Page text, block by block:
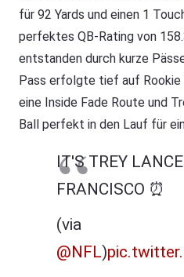
für 92 Yards und einen 1
perfektes QB-Rating von
entstanden durch kurze
Pass erfolgte tief auf Rookie
eine Inside Fade Route und
Ball perfekt in den Lauf für
IT'S TREY
FRANCISCO ⏰
(via
@NFL)